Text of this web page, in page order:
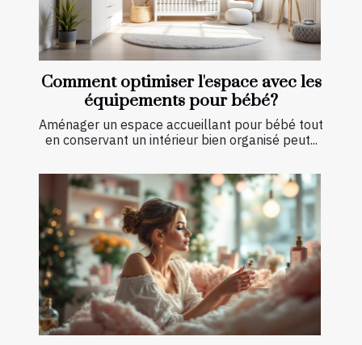
Comment optimiser l'espace avec les
équipements pour bébé?
Aménager un espace accueillant pour bébé tout
en conservant un intérieur bien organisé peut...